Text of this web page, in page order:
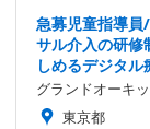
急募児童指導
サル介入の研修
しめるデジタル
グランドオーキ
東京都